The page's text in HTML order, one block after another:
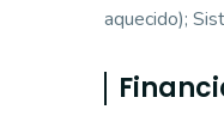
aquecido);